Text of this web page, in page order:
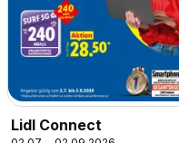
Lidl Connect